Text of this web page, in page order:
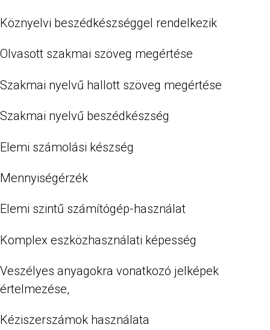
Köznyelvi beszédkészséggel rendelkezik
Olvasott szakmai szöveg megértése
Szakmai nyelvű hallott szöveg megértése
Szakmai nyelvű beszédkészség
Elemi számolási készség
Mennyiségérzék
Elemi szintű számítógép-használat
Komplex eszközhasználati képesség
Veszélyes anyagokra vonatkozó jelképek
értelmezése,
Kéziszerszámok használata